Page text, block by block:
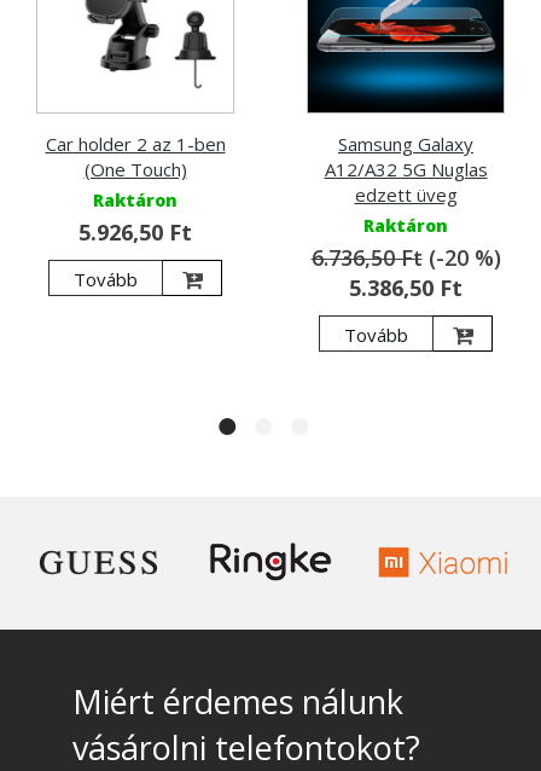
Car holder 2 az 1-ben
(One Touch)
Raktáron
5.926,50 Ft
Tovább
Samsung Galaxy
A12/A32 5G Nuglas
edzett üveg
Raktáron
6.736,50 Ft(-20 %)
5.386,50 Ft
Tovább
Miért érdemes nálunk
vásárolni telefontokot?